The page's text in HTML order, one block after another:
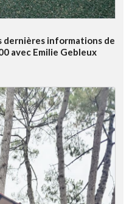
dernières informations de
avec Emilie Gebleux